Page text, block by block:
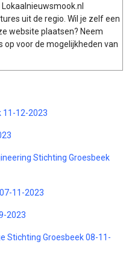
uit de regio. Wil je zelf een
website plaatsen? Neem
op voor de mogelijkheden van
11-12-2023
Stichting Groesbeek
11-2023
2023
Stichting Groesbeek 08-11-